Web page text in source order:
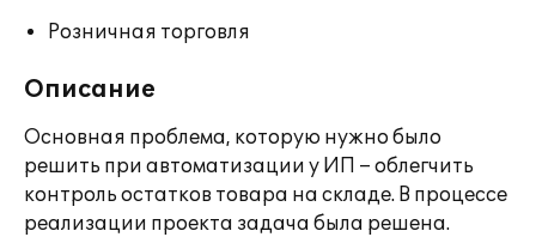
Розничная торговля
Описание
Основная проблема, которую нужно было
решить при автоматизации у ИП – облегчить
контроль остатков товара на складе. В процессе
реализации проекта задача была решена.